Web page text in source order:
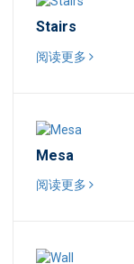
Stairs
阅读更多
Mesa
阅读更多